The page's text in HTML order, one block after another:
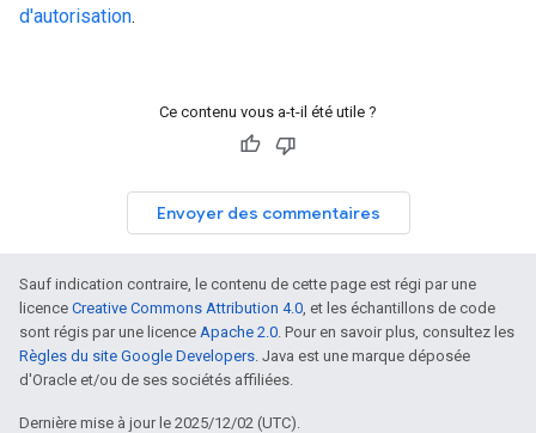
d'autorisation.
Ce contenu vous a-t-il été utile ?
Envoyer des commentaires
Sauf indication contraire, le contenu de cette page est régi par une
licence Creative Commons Attribution 4.0, et les échantillons de code
sont régis par une licence Apache 2.0. Pour en savoir plus, consultez les
Règles du site Google Developers. Java est une marque déposée
d'Oracle et/ou de ses sociétés affiliées.
Dernière mise à jour le 2025/12/02 (UTC).